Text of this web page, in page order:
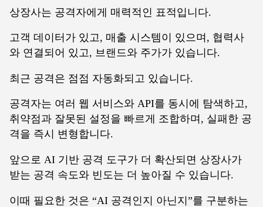
상장사는 공격자에게 매력적인 표적입니다.
고객 데이터가 있고, 매출 시스템이 있으며, 협력사
와 연결되어 있고, 브랜드와 주가가 있습니다.
최근 공격은 점점 자동화되고 있습니다.
공격자는 여러 웹 서비스와 API를 동시에 탐색하고,
취약점과 잘못된 설정을 빠르게 조합하며, 실패한 공
격을 즉시 변형합니다.
앞으로 AI 기반 공격 도구가 더 확산되면 상장사가
받는 공격 속도와 빈도는 더 높아질 수 있습니다.
이때 필요한 것은 “AI 공격인지 아닌지”를 구분하는